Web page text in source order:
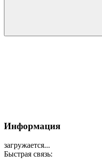
Информация
загружается...
Быстрая связь: